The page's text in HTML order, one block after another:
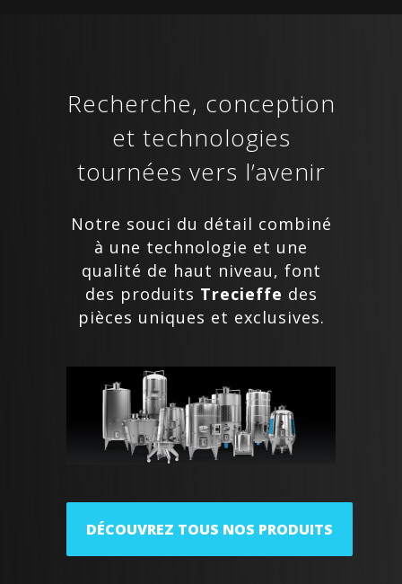
Recherche, conception
et technologies
tournées vers l’avenir
Notre souci du détail combiné
à une technologie et une
qualité de haut niveau, font
des produits Trecieffe des
pièces uniques et exclusives.
DÉCOUVREZ TOUS NOS PRODUITS